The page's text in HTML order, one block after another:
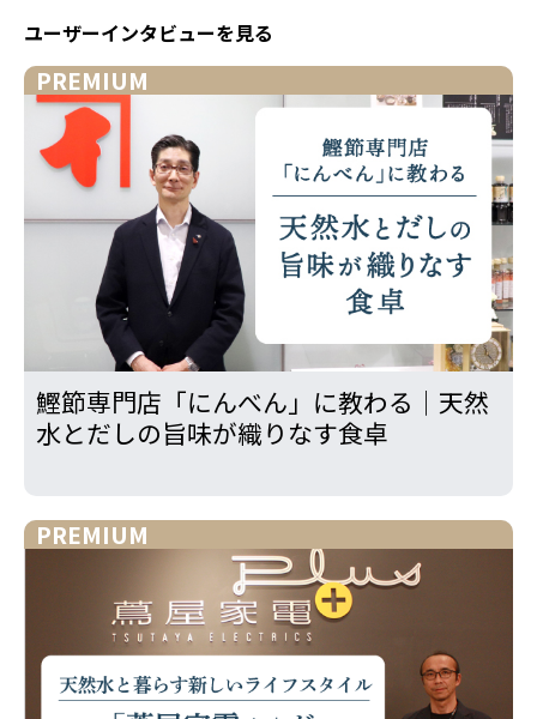
ユーザーインタビューを見る
PREMIUM
鰹節専門店「にんべん」に教わる｜天然
水とだしの旨味が織りなす食卓
PREMIUM